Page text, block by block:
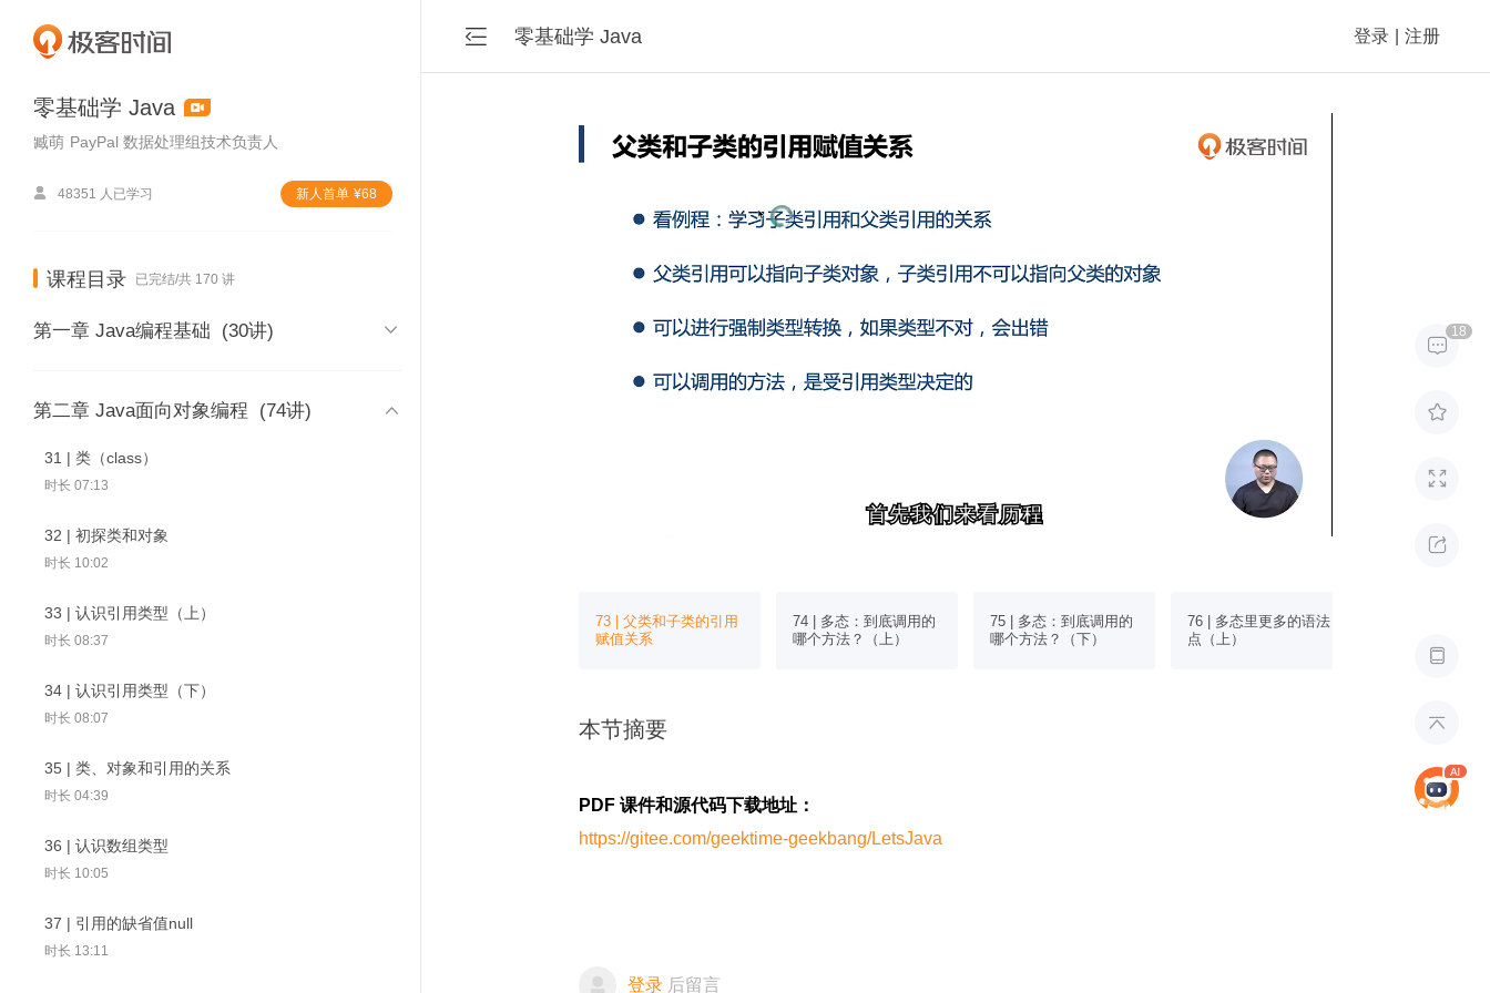
零基础学 Java
臧萌 PayPal 数据处理组技术负责人
 48351 人已学习 新⼈⾸单 ¥68
课程目录 已完结/共 170 讲
第一章 Java编程基础 (30讲) 
01 | 课程介绍
02 | 内容综述
03 | 开发环境搭建（macOS）
04 | HelloWorld程序编译和运行
时长 13:02
时长 06:30
（Windows）
时长 13:23
07 | 详解HelloWorld程序
时长 05:09
第二章 Java面向对象编程 (74讲) 
31 | 类（class）
时长 07:13
32 | 初探类和对象
时长 10:02
33 | 认识引用类型（上）
时长 08:37
34 | 认识引用类型（下）
时长 08:07
35 | 类、对象和引用的关系
时长 04:39
36 | 认识数组类型
时长 10:05
37 | 引用的缺省值null
时长 13:11
 零基础学 Java 登录 注册

18





首先我们来看历程
首先我们来看历程
70 | 覆盖：子类想要一
点不一样
71 | super：和父类对
73 | 父类和子类的引用
赋值关系
74 | 多态：到底调用的
哪个方法？（上）
75 | 多态：到底调用的
哪个方法？（下）
76 | 多态里更多的语法
点（上）
本节摘要
PDF 课件和源代码下载地址：
https://gitee.com/geektime-geekbang/LetsJava
登录 后留言